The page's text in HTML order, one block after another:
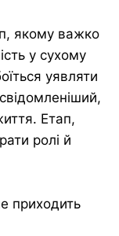
якому важко
у сухому
уявляти
Етап,
ролі й
приходить